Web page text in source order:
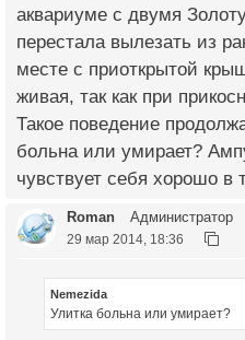
аквариуме с двумя
перестала вылезать из
месте с приоткрытой
живая, так как при
Такое поведение
больна или умирает?
чувствует себя хорошо в
Roman Администратор
29 мар 2014, 18:36
Nemezida
Улитка больна или умирает?